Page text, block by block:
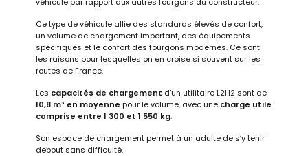
Ce type de véhicule allie des standards élevés de confort,
un volume de chargement important, des équipements
spécifiques et le confort des fourgons modernes. Ce sont
les raisons pour lesquelles on en croise si souvent sur les
routes de France.
Les capacités de chargement d’un utilitaire L2H2 sont de
10,8 m³ en moyenne pour le volume, avec une charge utile
comprise entre 1 300 et 1 550 kg.
Son espace de chargement permet à un adulte de s’y tenir
debout sans difficulté.